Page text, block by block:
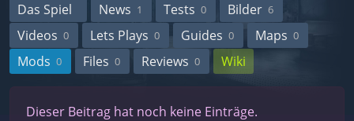
Das Spiel News 1 Tests 0 Bilder 6
Videos 0 Lets Plays 0 Guides 0 Maps 0
Mods 0 Files 0 Reviews 0 Wiki
Dieser Beitrag hat noch keine Einträge.